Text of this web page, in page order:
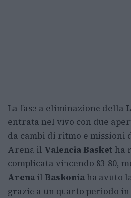
La fase a eliminazione della
entrata nel vivo con due
da cambi di ritmo e missioni
Arena il Valencia Basket ha
complicata vincendo 83-80,
Arena il Baskonia ha avuto
grazie a un quarto periodo